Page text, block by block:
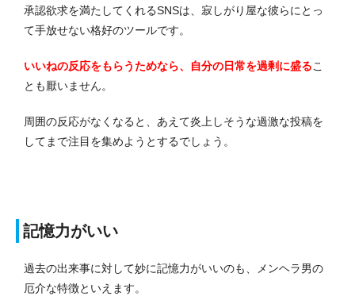
承認欲求を満たしてくれるSNSは、寂しがり屋な彼らにとっ
て手放せない格好のツールです。
いいねの反応をもらうためなら、自分の日常を過剰に盛るこ
とも厭いません。
周囲の反応がなくなると、あえて炎上しそうな過激な投稿を
してまで注目を集めようとするでしょう。
記憶力がいい
過去の出来事に対して妙に記憶力がいいのも、メンヘラ男の
厄介な特徴といえます。